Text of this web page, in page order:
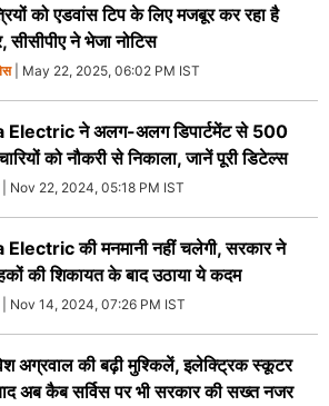
को एडवांस टिप के लिए मजबूर कर रहा है
सीसीपीए ने भेजा नोटिस
| May 22, 2025, 06:02 PM IST
Electric ने अलग-अलग डिपार्टमेंट से 500
को नौकरी से निकाला, जानें पूरी डिटेल्स
| Nov 22, 2024, 05:18 PM IST
Electric की मनमानी नहीं चलेगी, सरकार ने
की शिकायत के बाद उठाया ये कदम
| Nov 14, 2024, 07:26 PM IST
अग्रवाल की बढ़ी मुश्किलें, इलेक्ट्रिक स्कूटर
अब कैब सर्विस पर भी सरकार की सख्त नजर